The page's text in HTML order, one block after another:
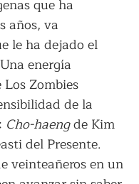
que ha
años, va
le ha dejado el
energía
Zombies
de la
Cho-haengde Kim
del Presente.
veinteañeros en un